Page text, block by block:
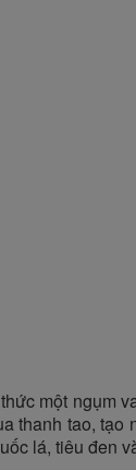
một ngụm
thanh tao, tạo
lá, tiêu đen